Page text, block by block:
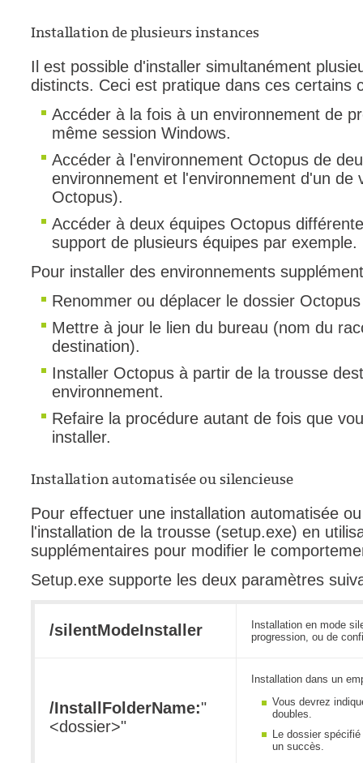
Installation de plusieurs instances
Il est possible d'installer simultanément
distincts. Ceci est pratique dans ces certains
Accéder à la fois à un environnement de
même session Windows.
Accéder à l'environnement Octopus de
environnement et l'environnement d'un de
Octopus).
Accéder à deux équipes Octopus
support de plusieurs équipes par exemple.
Pour installer des environnements
Renommer ou déplacer le dossier
Mettre à jour le lien du bureau (nom du
destination).
Installer Octopus à partir de la trousse
environnement.
Refaire la procédure autant de fois que
installer.
Installation automatisée ou silencieuse
Pour effectuer une installation automatisée
l'installation de la trousse (setup.exe) en
supplémentaires pour modifier le
Setup.exe supporte les deux paramètres
/silentModeInstaller
Installation en mode
progression, ou de
/InstallFolderName:"
<dossier>"
Installation dans un
Vous devrez
doubles.
Le dossier
un succès.